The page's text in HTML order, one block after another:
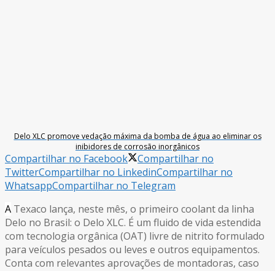
Delo XLC promove vedação máxima da bomba de água ao eliminar os
inibidores de corrosão inorgânicos
Compartilhar no Facebook
Compartilhar no
TwitterCompartilhar no LinkedinCompartilhar no
WhatsappCompartilhar no Telegram
A Texaco lança, neste mês, o primeiro coolant da linha
Delo no Brasil: o Delo XLC. É um fluido de vida estendida
com tecnologia orgânica (OAT) livre de nitrito formulado
para veículos pesados ou leves e outros equipamentos.
Conta com relevantes aprovações de montadoras, caso